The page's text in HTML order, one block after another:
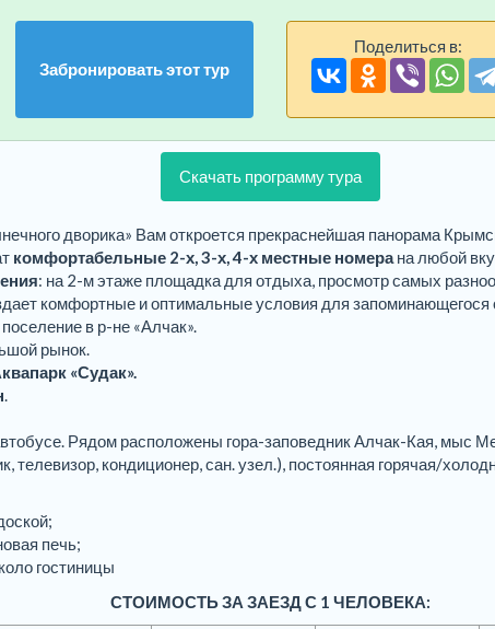
Забронировать этот тур
Поделиться в:
Скачать программу тура
дворика» Вам откроется прекраснейшая панорама
комфортабельные 2-х, 3-х, 4-х местные номерана любой
: на 2-м этаже площадка для отдыха, просмотр самых
комфортные и оптимальные условия для запоминающегося
в р-не «Алчак».
рынок.
«Судак».
.
Рядом расположены гора-заповедник Алчак-Кая, мыс
телевизор, кондиционер, сан. узел.), постоянная горячая/
печь;
гостиницы
СТОИМОСТЬ ЗА ЗАЕЗД С 1 ЧЕЛОВЕКА: